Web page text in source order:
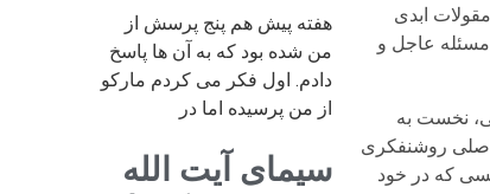
ابدی
عاجل و
نخست به
اصلی روشنفکری
که در خود
هفته پیش هم پنج پرسش از
من شده بود که به آن ها پاسخ
دادم. اول فکر می کردم مارکو
از من پرسیده اما در
سیمای آیت الله